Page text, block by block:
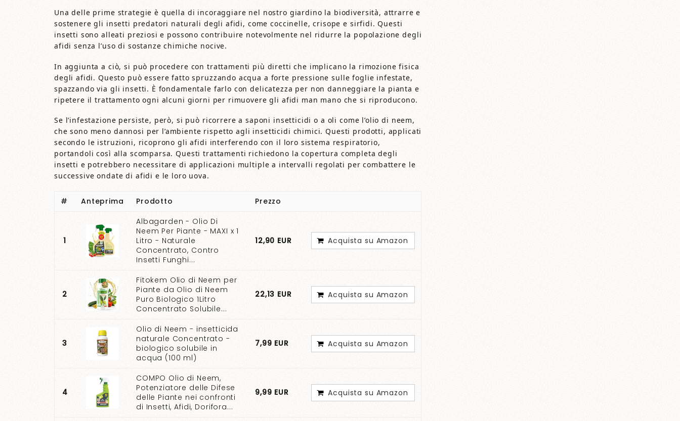
Una delle prime strategie è quella di incoraggiare nel nostro giardino la biodiversità, attrarre e
sostenere gli insetti predatori naturali degli afidi, come coccinelle, crisope e sirfidi. Questi
insetti sono alleati preziosi e possono contribuire notevolmente nel ridurre la popolazione degli
afidi senza l’uso di sostanze chimiche nocive.
In aggiunta a ciò, si può procedere con trattamenti più diretti che implicano la rimozione fisica
degli afidi. Questo può essere fatto spruzzando acqua a forte pressione sulle foglie infestate,
spazzando via gli insetti. È fondamentale farlo con delicatezza per non danneggiare la pianta e
ripetere il trattamento ogni alcuni giorni per rimuovere gli afidi man mano che si riproducono.
Se l’infestazione persiste, però, si può ricorrere a saponi insetticidi o a oli come l’olio di neem,
che sono meno dannosi per l’ambiente rispetto agli insetticidi chimici. Questi prodotti, applicati
secondo le istruzioni, ricoprono gli afidi interferendo con il loro sistema respiratorio,
portandoli così alla scomparsa. Questi trattamenti richiedono la copertura completa degli
insetti e potrebbero necessitare di applicazioni multiple a intervalli regolati per combattere le
successive ondate di afidi e le loro uova.
# Anteprima Prodotto Prezzo
1
Albagarden - Olio Di
Neem Per Piante - MAXI x 1
Litro - Naturale
Concentrato, Contro
Insetti Funghi...
12,90 EUR Acquista su Amazon
2
Fitokem Olio di Neem per
Piante da Olio di Neem
Puro Biologico 1Litro
Concentrato Solubile...
22,13 EUR Acquista su Amazon
3
Olio di Neem - insetticida
naturale Concentrato -
biologico solubile in
acqua (100 ml)
7,99 EUR Acquista su Amazon
4
COMPO Olio di Neem,
Potenziatore delle Difese
delle Piante nei confronti
di Insetti, Afidi, Dorifora...
9,99 EUR Acquista su Amazon